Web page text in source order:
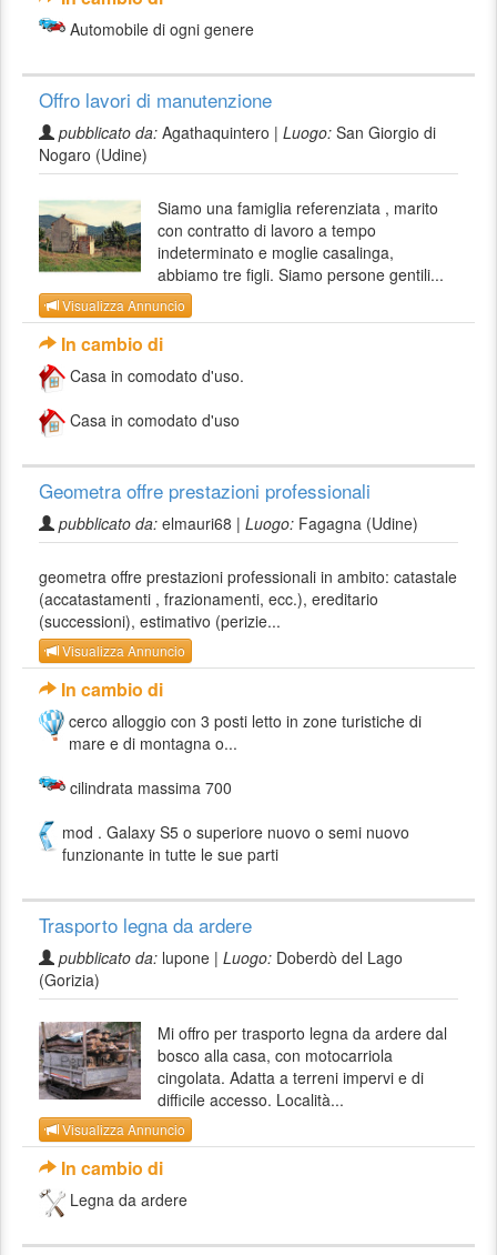
Automobile di ogni genere
Offro lavori di manutenzione
pubblicato da: Agathaquintero | Luogo: San Giorgio di
Nogaro (Udine)
Siamo una famiglia referenziata , marito
con contratto di lavoro a tempo
indeterminato e moglie casalinga,
abbiamo tre figli. Siamo persone gentili...
Visualizza Annuncio
In cambio di
Casa in comodato d'uso.
Casa in comodato d'uso
Geometra offre prestazioni professionali
pubblicato da: elmauri68 | Luogo: Fagagna (Udine)
geometra offre prestazioni professionali in ambito: catastale
(accatastamenti , frazionamenti, ecc.), ereditario
(successioni), estimativo (perizie...
Visualizza Annuncio
In cambio di
cerco alloggio con 3 posti letto in zone turistiche di
mare e di montagna o...
cilindrata massima 700
mod . Galaxy S5 o superiore nuovo o semi nuovo
funzionante in tutte le sue parti
Trasporto legna da ardere
pubblicato da: lupone | Luogo: Doberdò del Lago
(Gorizia)
Mi offro per trasporto legna da ardere dal
bosco alla casa, con motocarriola
cingolata. Adatta a terreni impervi e di
difficile accesso. Località...
Visualizza Annuncio
In cambio di
Legna da ardere